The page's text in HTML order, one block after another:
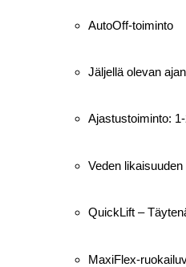
AutoOff-toiminto
Jäljellä olevan
Ajastustoiminto:
Veden likaisuuden
QuickLift –
MaxiFlex-